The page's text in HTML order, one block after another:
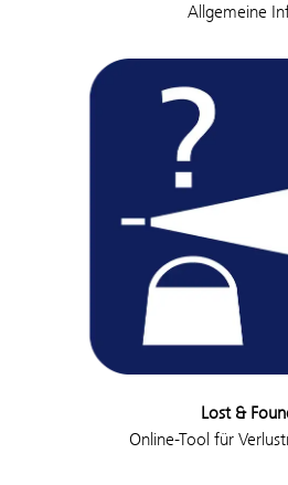
Allgemeine
Lost &
Online-Tool für